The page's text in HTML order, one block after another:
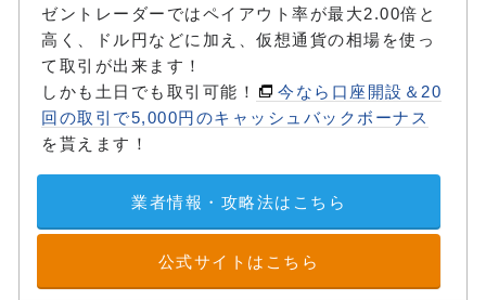
ゼントレーダーではペイアウト率が最大2.00倍と
高く、ドル円などに加え、仮想通貨の相場を使っ
て取引が出来ます！
しかも土日でも取引可能！
今なら口座開設＆20
回の取引で5,000円のキャッシュバックボーナス
を貰えます！
業者情報・攻略法はこちら
公式サイトはこちら